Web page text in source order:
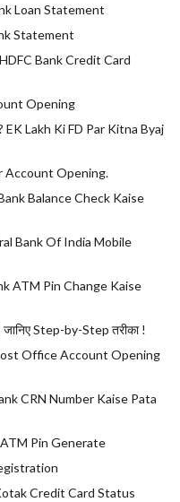
Loan Statement
Statement
Bank Credit Card
Opening
? EK Lakh Ki FD Par Kitna Byaj
Account Opening.
Balance Check Kaise
Bank Of India Mobile
ATM Pin Change Kaise
Step-by-Step तरीका !
Post Office Account Opening
CRN Number Kaise Pata
ATM Pin Generate
Credit Card Status